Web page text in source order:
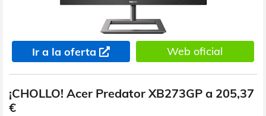
Ir a la oferta Web oficial
¡CHOLLO! Acer Predator XB273GP a 205,37
€